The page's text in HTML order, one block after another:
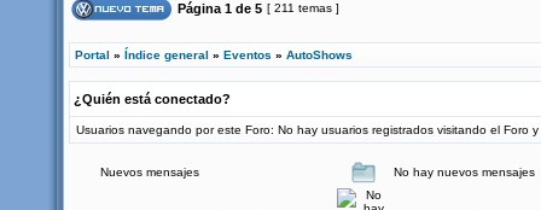
Página 1 de 5 [ 211 temas ]
Portal » Índice general » Eventos » AutoShows
¿Quién está conectado?
Usuarios navegando por este Foro: No hay usuarios registrados visitando el Foro
Nuevos mensajes No hay nuevos mensajes